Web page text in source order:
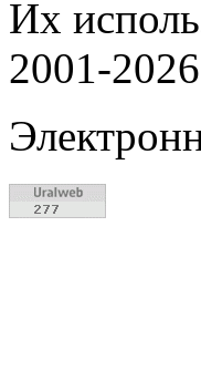
Их
2001-2026